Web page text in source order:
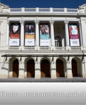
Photo : monumentos.gob.cl